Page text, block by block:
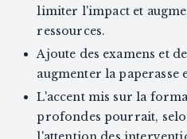
limiter l'impact et
ressources.
Ajoute des examens et
augmenter la paperasse
L'accent mis sur la
profondes pourrait,